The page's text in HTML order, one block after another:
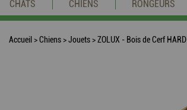
CHATS CHIENS RONGEURS
Accueil >Chiens>Jouets>ZOLUX - Bois de Cerf HARD